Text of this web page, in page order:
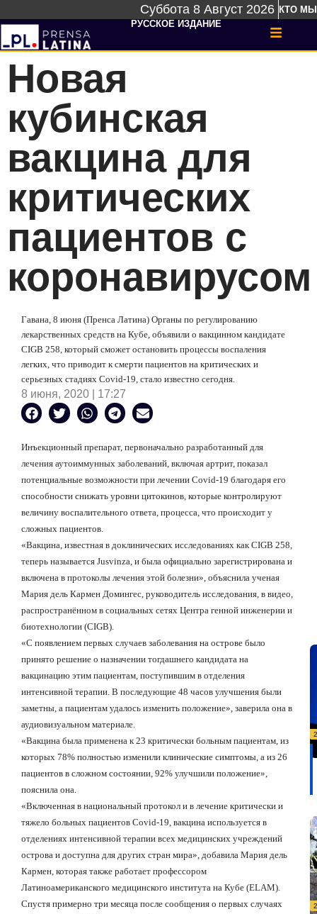
Суббота 8 Август 2026 КТО МЫ
РУССКОЕ ИЗДАНИЕ
Новая
кубинская
вакцина для
критических
пациентов с
коронавирусом
Гавана, 8 июня (Пренса Латина) Органы по регулированию
лекарственных средств на Кубе, объявили о вакцинном кандидате
CIGB 258, который сможет остановить процессы воспаления
легких, что приводит к смерти пациентов на критических и
серьезных стадиях Covid-19, стало известно сегодня.
8 июня, 2020 | 17:27
Инъекционный препарат, первоначально разработанный для
лечения аутоиммунных заболеваний, включая артрит, показал
потенциальные возможности при лечении Covid-19 благодаря его
способности снижать уровни цитокинов, которые контролируют
величину воспалительного ответа, процесса, что происходит у
сложных пациентов.
«Вакцина, известная в доклинических исследованиях какCIGB 258,
теперь называется Jusvinza, и была официально зарегистрирована и
включена в протоколы лечения этой болезни», объяснила ученая
Мария дель Кармен Домингес, руководитель исследования, в видео,
распространённом в социальных сетях Центра генной инженерии и
биотехнологии (CIGB).
«С появлением первых случаев заболевания на острове было
принято решение о назначении тогдашнего кандидата на
вакцинацию этим пациентам, поступившим в отделения
интенсивной терапии. В последующие 48 часов улучшения были
заметны, а пациентам удалось изменить положение», заверила она в
аудиовизуальном материале.
«Вакцина была применена к 23 критически больным пациентам, из
которых 78% полностью изменили клинические симптомы, а из 26
пациентов в сложном состоянии, 92% улучшили положение»,
пояснила она.
«Включенная в национальный протокол и в лечение критически и
тяжело больных пациентов Covid-19, вакцина используется в
отделениях интенсивной терапии всех медицинских учреждений
острова и доступна для других стран мира», добавила Мария дель
Кармен, которая также работает профессором
Латиноамериканского медицинского института на Кубе (ELAM).
Спустя примерно три месяца после сообщения о первых случаях